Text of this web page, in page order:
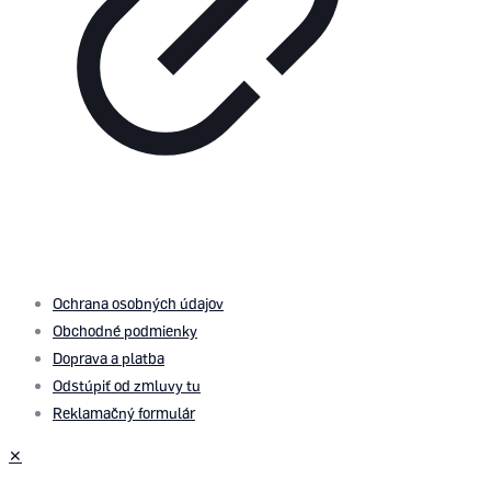
Ochrana osobných údajov
Obchodné podmienky
Doprava a platba
Odstúpiť od zmluvy tu
Reklamačný formulár
✕